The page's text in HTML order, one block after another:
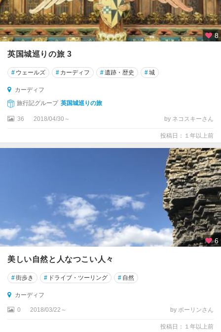
ン
タ
ベ
リ
ー
カ
デ
ィ
ー
ジ
ー
キ
ー
ガ
ー
8
英国城巡りの旅 3
# ウェールズ # カーディフ #遺跡・歴史 #城
カーディフ
旅行記グループ 英国城巡りの旅
36 2018/04/30～ by ネコスキーさん
投稿日：１年以上前
6
美しい自然と人なつこい人々
#街歩き # ドライブ・ツーリング # 自然
カーディフ
0 2018/03/22～ by ポーリンさん
投稿日：１年以上前